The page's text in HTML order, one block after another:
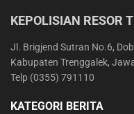
KEPOLISIAN RESOR
Jl. Brigjend Sutran No.6,
Kabupaten Trenggalek,
Telp (0355) 791110
KATEGORI BERITA